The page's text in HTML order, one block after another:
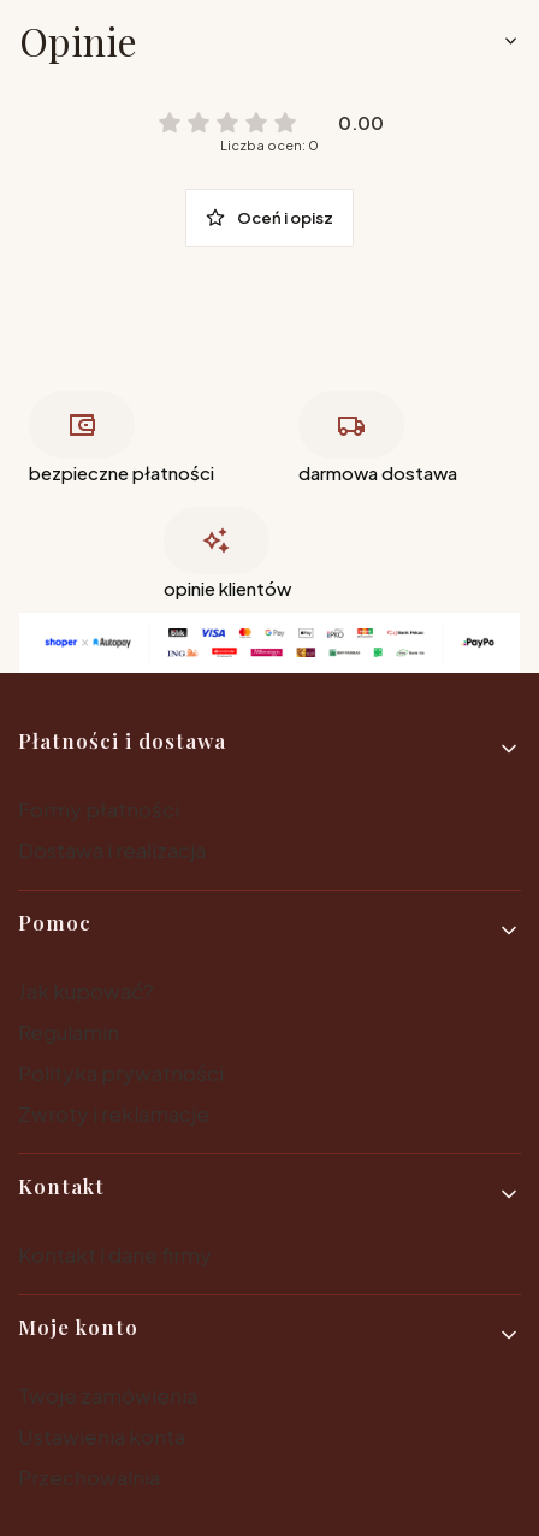
Opinie
0.00
Liczba ocen: 0
Oceń i opisz
bezpieczne płatności darmowa dostawa
opinie klientów
Linki w stopce
Płatności i dostawa
Pomoc
Kontakt
Moje konto